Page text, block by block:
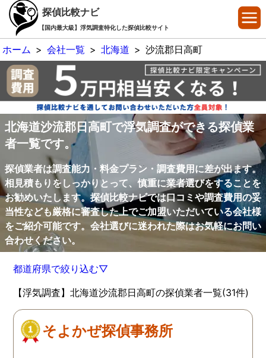
探偵比較ナビ
【国内最大級】浮気調査特化した探偵比較サイト
ホーム > 会社一覧 > 北海道 > 沙流郡日高町
北海道沙流郡日高町で浮気調査ができる探偵業
者一覧です。
探偵業者は調査能力・料金プラン・調査費用に差が出ます。
相見積もりをしっかりとって、慎重に業者選びをすることを
お勧めいたします。探偵比較ナビでは口コミや調査費用の妥
当性なども厳格に審査した上でご加盟いただいている会社様
をご紹介可能です。会社選びに迷われた際はお気軽にお問い
合わせください。
都道府県で絞り込む▽
【浮気調査】北海道沙流郡日高町の探偵業者一覧(31件)
そよかぜ探偵事務所